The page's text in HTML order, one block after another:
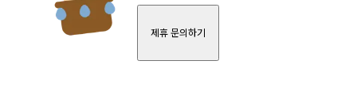
제휴 문의하기